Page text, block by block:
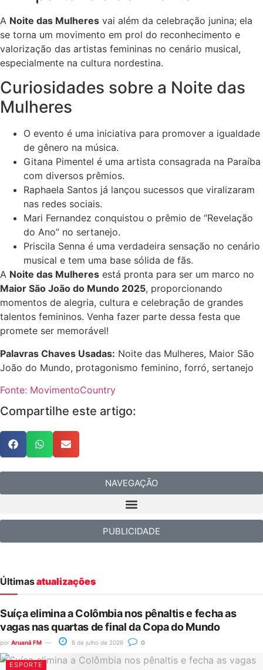
A Noite das Mulheres vai além da celebração junina; ela
se torna um movimento em prol do reconhecimento e
valorização das artistas femininas no cenário musical,
especialmente na cultura nordestina.
Curiosidades sobre a Noite das
Mulheres
O evento é uma iniciativa para promover a igualdade
de gênero na música.
Gitana Pimentel é uma artista consagrada na Paraíba
com diversos prêmios.
Raphaela Santos já lançou sucessos que viralizaram
nas redes sociais.
Mari Fernandez conquistou o prêmio de “Revelação
do Ano” no sertanejo.
Priscila Senna é uma verdadeira sensação no cenário
musical e tem uma base sólida de fãs.
A Noite das Mulheres está pronta para ser um marco no
Maior São João do Mundo 2025, proporcionando
momentos de alegria, cultura e celebração de grandes
talentos femininos. Venha fazer parte dessa festa que
promete ser memorável!
Palavras Chaves Usadas: Noite das Mulheres, Maior São
João do Mundo, protagonismo feminino, forró, sertanejo
Fonte: MovimentoCountry
Compartilhe este artigo:
NAVEGAÇÃO
PUBLICIDADE
Últimasatualizações
Suíça elimina a Colômbia nos pênaltis e fecha as
vagas nas quartas de final da Copa do Mundo
por Aruanã FM 8 de julho de 2026 0
ESPORTE